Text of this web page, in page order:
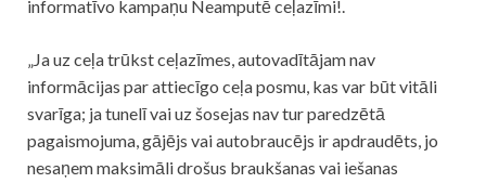
informatīvo kampaņu Neamputē ceļazīmi!.
„Ja uz ceļa trūkst ceļazīmes, autovadītājam nav
informācijas par attiecīgo ceļa posmu, kas var būt vitāli
svarīga; ja tunelī vai uz šosejas nav tur paredzētā
pagaismojuma, gājējs vai autobraucējs ir apdraudēts, jo
nesaņem maksimāli drošus braukšanas vai iešanas